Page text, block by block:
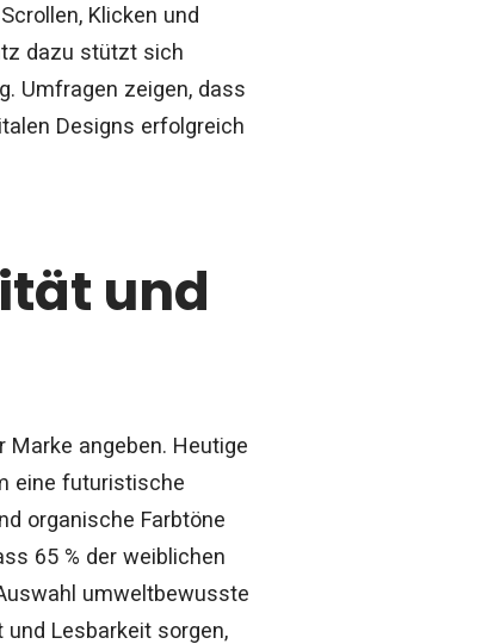
Klicken und
dazu stützt sich
Umfragen zeigen, dass
Designs erfolgreich
und
Marke angeben. Heutige
eine futuristische
organische Farbtöne
65 % der weiblichen
umweltbewusste
Lesbarkeit sorgen,